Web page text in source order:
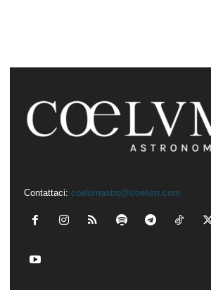
Contattaci: coelumastro@coelum.com